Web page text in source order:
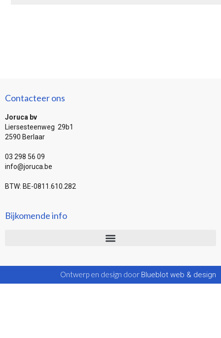
Contacteer ons
Joruca bv
Liersesteenweg 29b1
2590 Berlaar
03 298 56 09
info@joruca.be
BTW: BE-0811.610.282
Bijkomende info
Ontwerp en design door Blueblot web & design